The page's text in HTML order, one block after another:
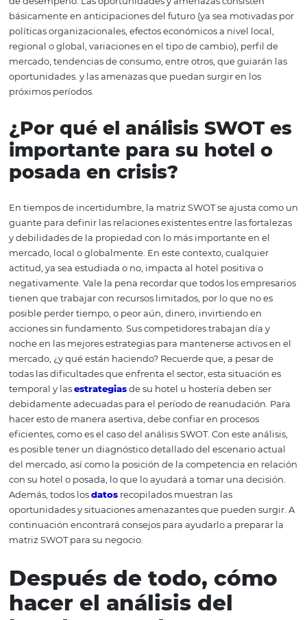
Bajo este escenario, las fortalezas y debilidades están
determinadas por la posición actual de la organización
siempre están relacionadas con factores internos. Casi
establecer un vínculo directo entre estos y nuestros
de desempeño. Las oportunidades y amenazas
básicamente en anticipaciones del futuro (ya sea
regional o global, variaciones en el tipo de cambio),
mercado, tendencias de consumo, entre otros, que
oportunidades. y las amenazas que puedan surgir en los
próximos períodos.
¿Por qué el análisis
importante para su hotel
posada en crisis?
En tiempos de incertidumbre, la matriz SWOT se ajusta
guante para definir las relaciones existentes entre las
y debilidades de la propiedad con lo más importante en
mercado, local o globalmente. En este contexto,
actitud, ya sea estudiada o no, impacta al hotel positiva
negativamente. Vale la pena recordar que todos los
tienen que trabajar con recursos limitados, por lo que
posible perder tiempo, o peor aún, dinero, invirtiendo
acciones sin fundamento. Sus competidores trabajan
mercado, ¿y qué están haciendo? Recuerde que, a
todas las dificultades que enfrenta el sector, esta
temporal y lasestrategiasde su hotel u hostería deben